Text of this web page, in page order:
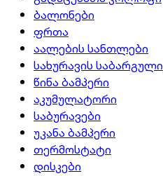
ბალონები
ფრთა
აალების სანთლები
სახურავის საბარგული
წინა ბამპერი
აკუმულატორი
საბურავები
უკანა ბამპერი
თერმოსტატი
დისკები